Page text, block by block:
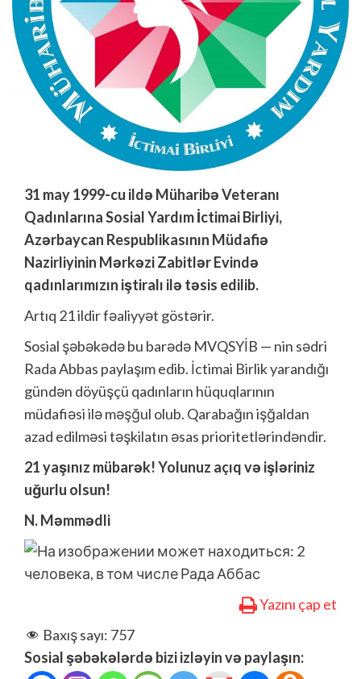
31 may 1999-cu ildə Müharibə Veteranı
Qadınlarına Sosial Yardım İctimai Birliyi,
Azərbaycan Respublikasının Müdafiə
Nazirliyinin Mərkəzi Zabitlər Evində
qadınlarımızın iştiralı ilə təsis edilib.
Artıq 21 ildir fəaliyyət göstərir.
Sosial şəbəkədə bu barədə MVQSYİB — nin sədri
Rada Abbas paylaşım edib. İctimai Birlik yarandığı
gündən döyüşçü qadınların hüquqlarının
müdafiəsi ilə məşğul olub. Qarabağın işğaldan
azad edilməsi təşkilatın əsas prioritetlərindəndir.
21 yaşınız mübarək! Yolunuz açıq və işləriniz
uğurlu olsun!
N. Məmmədli
Yazını çap et
Baxış sayı: 757
Sosial şəbəkələrdə bizi izləyin və paylaşın: